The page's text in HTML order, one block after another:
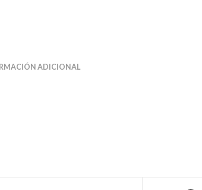
ADICIONAL